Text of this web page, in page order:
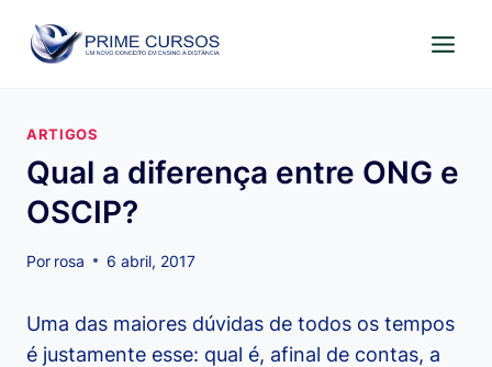
para
ARTIGOS
Qual a diferença entre ONG e
OSCIP?
Por rosa 6 abril, 2017
Uma das maiores dúvidas de todos os tempos
é justamente esse: qual é, afinal de contas, a